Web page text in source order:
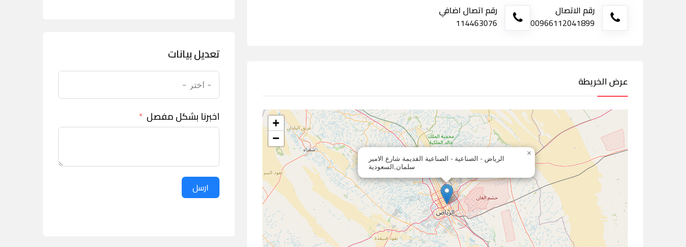
رقم الاتصال
00966112041899
رقم اتصال اضافي
114463076
عرض الخريطة
الرياض - الصناعية - الصناعية القديمة شارع الامير
سلمان,السعودية
×
+
−
تعديل بيانات
اخبرنا بشكل مفصل
ارسل